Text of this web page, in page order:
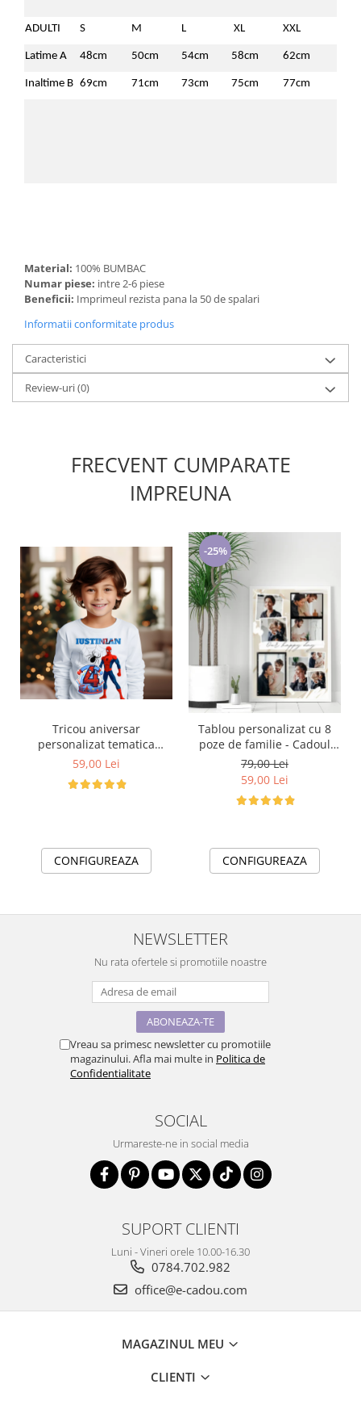
ADULTI S M L XL XXL
Latime A 48cm 50cm 54cm 58cm 62cm
Inaltime B 69cm 71cm 73cm 75cm 77cm
Material: 100% BUMBAC
Numar piese: intre 2-6 piese
Beneficii: Imprimeul rezista pana la 50 de spalari
Informatii conformitate produs
Caracteristici
Review-uri(0)
FRECVENT CUMPARATE
IMPREUNA
Tricou aniversar
personalizat tematica
Spiderman cu tort aniversar
59,00 Lei
CONFIGUREAZA
-25%
Tablou personalizat cu 8
poze de familie - Cadoul
ideal pentru familie TA4_P3
Our Happy Day
79,00 Lei
59,00 Lei
CONFIGUREAZA
NEWSLETTER
Nu rata ofertele si promotiile noastre
Vreau sa primesc newsletter cu promotiile
magazinului. Afla mai multe in Politica de
Confidentialitate
SOCIAL
Urmareste-ne in social media
SUPORT CLIENTI
Luni - Vineri orele 10.00-16.30
0784.702.982
office@e-cadou.com
MAGAZINUL MEU
CLIENTI